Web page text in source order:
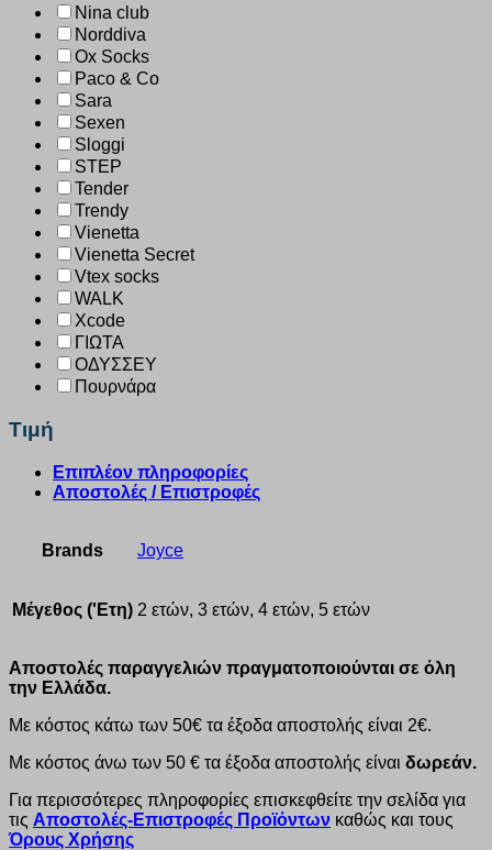
Nina club
Norddiva
Ox Socks
Paco & Co
Sara
Sexen
Sloggi
STEP
Tender
Trendy
Vienetta
Vienetta Secret
Vtex socks
WALK
Xcode
ΓΙΩΤΑ
ΟΔΥΣΣΕΥ
Πουρνάρα
Τιμή
Επιπλέον πληροφορίες
Αποστολές / Επιστροφές
Brands Joyce
Μέγεθος ('Ετη) 2 ετών, 3 ετών, 4 ετών, 5 ετών
Αποστολές παραγγελιών πραγματοποιούνται σε όλη
την Ελλάδα.
Με κόστος κάτω των 50€ τα έξοδα αποστολής είναι 2€.
Με κόστος άνω των 50 € τα έξοδα αποστολής είναι δωρεάν.
Για περισσότερες πληροφορίες επισκεφθείτε την σελίδα για
τις Αποστολές-Επιστροφές Προϊόντων καθώς και τους
Όρους Χρήσης